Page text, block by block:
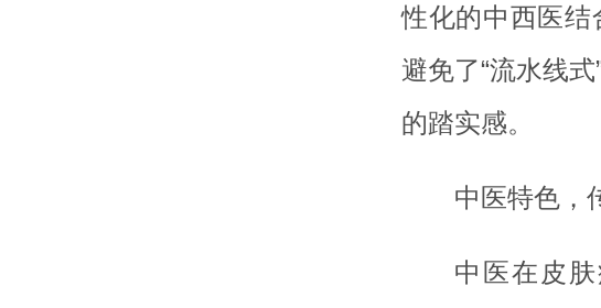
性化的中西医
避免了“流水线
的踏实感。
中医特色，
中医在皮